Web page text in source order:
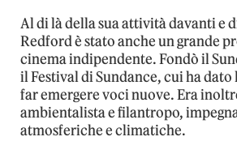
Al di là della sua attività davanti e
Redford è stato anche un grande
cinema indipendente. Fondò il
il Festival di Sundance, cui ha
far emergere voci nuove. Era
ambientalista e filantropo,
atmosferiche e climatiche.